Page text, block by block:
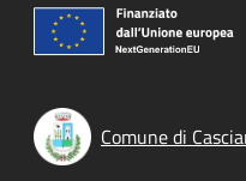
Comune di